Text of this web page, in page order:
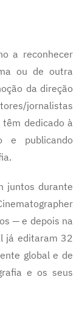
a reconhecer
ou de outra
da direção
jornalistas
têm dedicado à
e publicando
juntos durante
— e depois na
já editaram 32
global e de
e os seus